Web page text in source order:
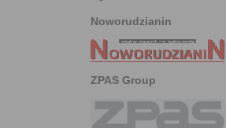
Noworudzianin
ZPAS Group